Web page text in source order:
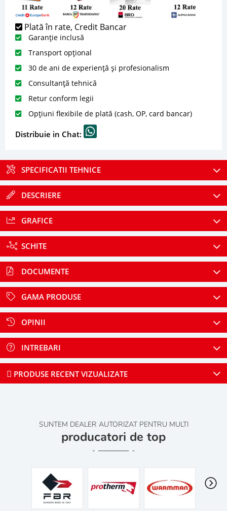
Plată în rate, Credit Bancar
Garanție inclusă
Transport opțional
30 de ani de experiență și profesionalism
Consultanță tehnică
Retur conform legii
Opțiuni flexibile de plată (cash, OP, card bancar)
Distribuie in Chat:
SPECIFICATII TEHNICE
DESCRIERE
GRAFICE
SCHITE
DOCUMENTE
GAMA PRODUSE
OPINII
INTREBARI
PRODUSE RECENT VIZUALIZATE
SUNTEM DEALER AUTORIZAT PENTRU MULTI
producatori de top